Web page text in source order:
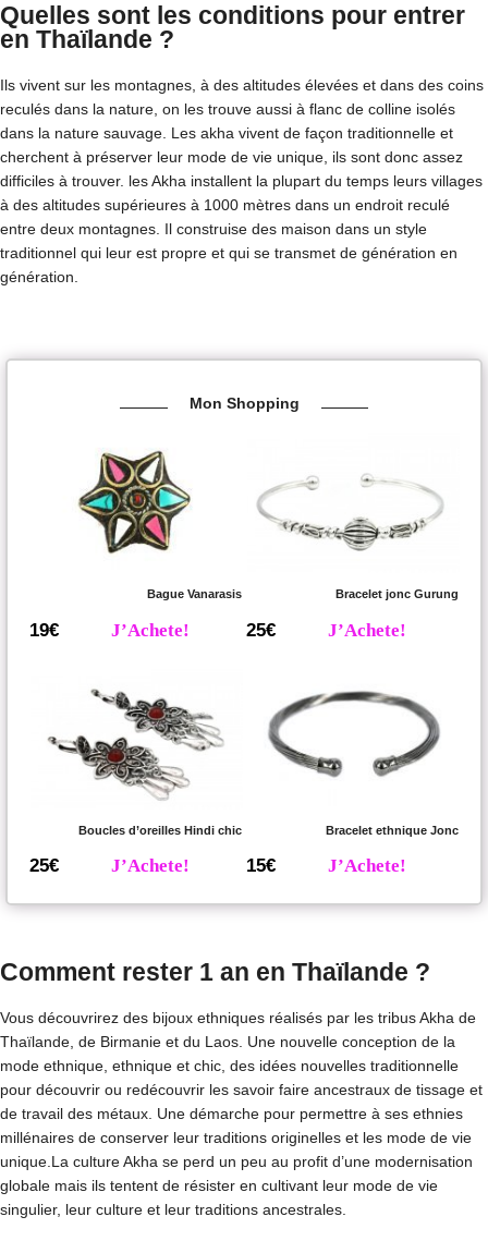
Quelles sont les conditions pour entrer
en Thaïlande ?
Ils vivent sur les montagnes, à des altitudes élevées et dans des coins
reculés dans la nature, on les trouve aussi à flanc de colline isolés
dans la nature sauvage. Les akha vivent de façon traditionnelle et
cherchent à préserver leur mode de vie unique, ils sont donc assez
difficiles à trouver. les Akha installent la plupart du temps leurs villages
à des altitudes supérieures à 1000 mètres dans un endroit reculé
entre deux montagnes. Il construise des maison dans un style
traditionnel qui leur est propre et qui se transmet de génération en
génération.
Mon Shopping
Bague Vanarasis
19€ J’Achete!
Bracelet jonc Gurung
25€ J’Achete!
Boucles d’oreilles Hindi chic
25€ J’Achete!
Bracelet ethnique Jonc
15€ J’Achete!
Comment rester 1 an en Thaïlande ?
Vous découvrirez des bijoux ethniques réalisés par les tribus Akha de
Thaïlande, de Birmanie et du Laos. Une nouvelle conception de la
mode ethnique, ethnique et chic, des idées nouvelles traditionnelle
pour découvrir ou redécouvrir les savoir faire ancestraux de tissage et
de travail des métaux. Une démarche pour permettre à ses ethnies
millénaires de conserver leur traditions originelles et les mode de vie
unique.La culture Akha se perd un peu au profit d’une modernisation
globale mais ils tentent de résister en cultivant leur mode de vie
singulier, leur culture et leur traditions ancestrales.